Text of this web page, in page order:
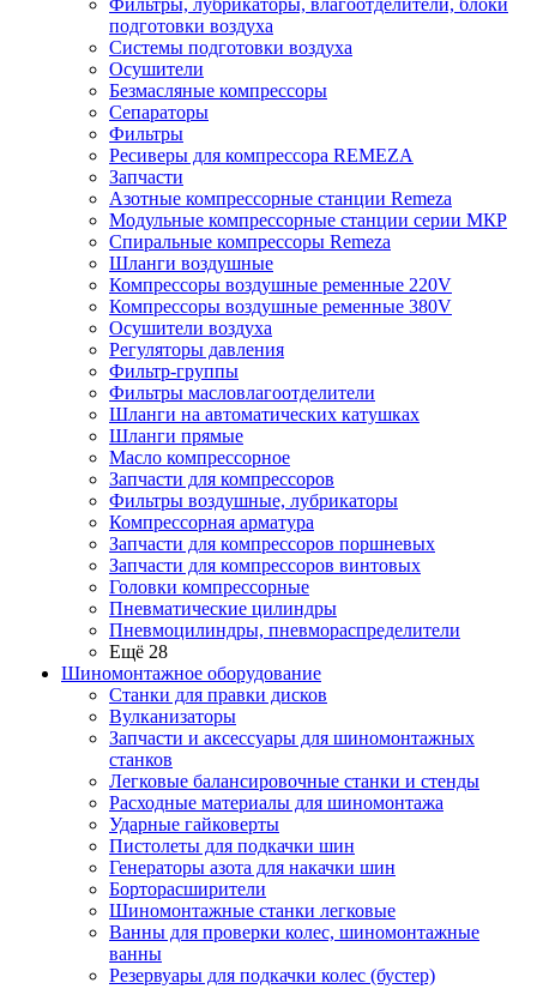
Фильтры, лубрикаторы, влагоотделители, блоки
подготовки воздуха
Системы подготовки воздуха
Осушители
Безмасляные компрессоры
Сепараторы
Фильтры
Ресиверы для компрессора REMEZA
Запчасти
Азотные компрессорные станции Remeza
Модульные компрессорные станции серии МКР
Спиральные компрессоры Remeza
Шланги воздушные
Компрессоры воздушные ременные 220V
Компрессоры воздушные ременные 380V
Осушители воздуха
Регуляторы давления
Фильтр-группы
Фильтры масловлагоотделители
Шланги на автоматических катушках
Шланги прямые
Масло компрессорное
Запчасти для компрессоров
Фильтры воздушные, лубрикаторы
Компрессорная арматура
Запчасти для компрессоров поршневых
Запчасти для компрессоров винтовых
Головки компрессорные
Пневматические цилиндры
Пневмоцилиндры, пневмораспределители
Ещё 28
Шиномонтажное оборудование
Станки для правки дисков
Вулканизаторы
Запчасти и аксессуары для шиномонтажных
станков
Легковые балансировочные станки и стенды
Расходные материалы для шиномонтажа
Ударные гайковерты
Пистолеты для подкачки шин
Генераторы азота для накачки шин
Борторасширители
Шиномонтажные станки легковые
Ванны для проверки колес, шиномонтажные
ванны
Резервуары для подкачки колес (бустер)